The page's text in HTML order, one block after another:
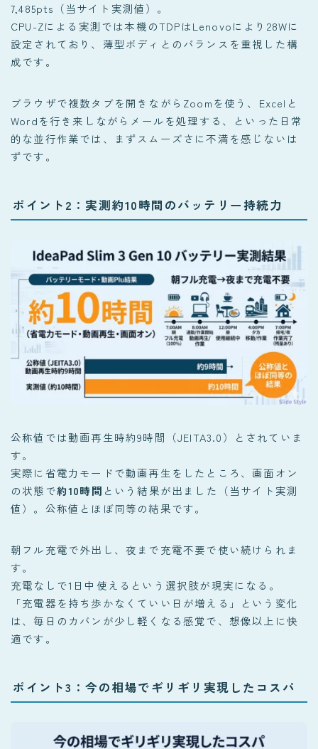
7,485pts（当サイト実測値）。
CPU-Zによる実測では本機のTDPはLenovoにより28Wに
設定されており、薄型ボディとのバランスを重視した構
成です。
ブラウザで複数タブを開きながらZoomを使う、Excelと
Wordを行き来しながらメールを処理する、といった日常
的な並行作業では、まずスムーズさに不満を感じないは
ずです。
ポイント2：実測約10時間のバッテリー持続力
公称値では動画再生時約9時間（JEITA3.0）とされていま
す。
実際に省電力モードで動画再生をしたところ、画面オン
の状態で約10時間 という結果が出ました（当サイト実測
値）。公称値とほぼ同等の結果です。
朝フル充電で外出し、夜まで充電不要で使い続けられま
す。
充電なしで1日中使えるという選択肢が現実になる。
「充電器を持ち歩かなくていい日が増える」という変化
は、毎日のカバンが少し軽くなる感覚で、想像以上に快
適です。
ポイント3：今の相場でギリギリ実現したコスパ